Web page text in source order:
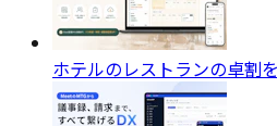
ホテルのレストランの卓割